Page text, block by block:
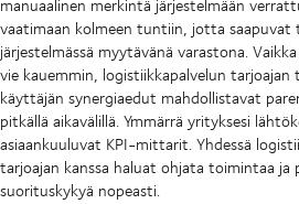
manuaalinen merkintä järjestelmään
vaatimaan kolmeen tuntiin, jotta saapuvat
järjestelmässä myytävänä varastona.
vie kauemmin, logistiikkapalvelun
käyttäjän synergiaedut mahdollistavat
pitkällä aikavälillä. Ymmärrä yrityksesi
asiaankuuluvat KPI-mittarit. Yhdessä
tarjoajan kanssa haluat ohjata toimintaa ja
suorituskykyä nopeasti.